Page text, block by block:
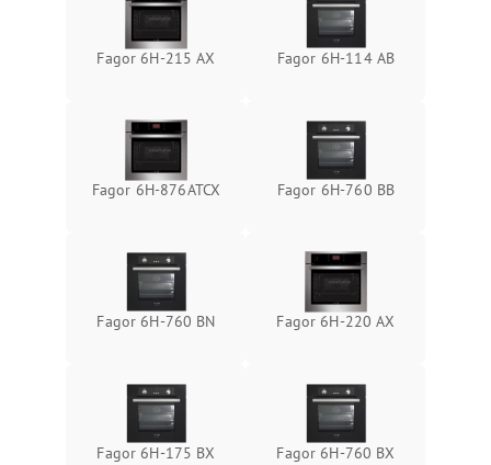
Fagor 6H-215 AX Fagor 6H-114 AB
Fagor 6H-876ATCX Fagor 6H-760 BB
Fagor 6H-760 BN Fagor 6H-220 AX
Fagor 6H-175 BX Fagor 6H-760 BX